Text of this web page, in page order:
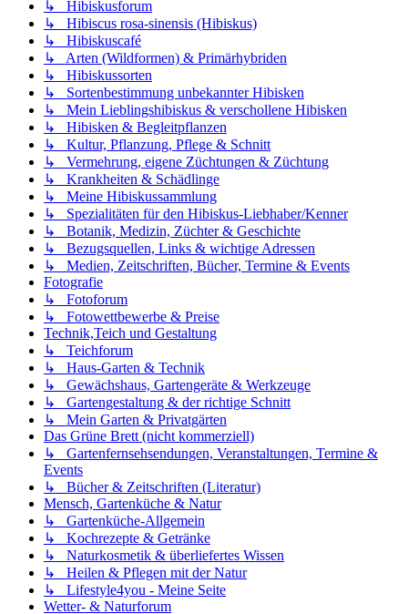
↳ Hibiskusforum
↳ Hibiscus rosa-sinensis (Hibiskus)
↳ Hibiskuscafé
↳ Arten (Wildformen) & Primärhybriden
↳ Hibiskussorten
↳ Sortenbestimmung unbekannter Hibisken
↳ Mein Lieblingshibiskus & verschollene Hibisken
↳ Hibisken & Begleitpflanzen
↳ Kultur, Pflanzung, Pflege & Schnitt
↳ Vermehrung, eigene Züchtungen & Züchtung
↳ Krankheiten & Schädlinge
↳ Meine Hibiskussammlung
↳ Spezialitäten für den Hibiskus-Liebhaber/Kenner
↳ Botanik, Medizin, Züchter & Geschichte
↳ Bezugsquellen, Links & wichtige Adressen
↳ Medien, Zeitschriften, Bücher, Termine & Events
Fotografie
↳ Fotoforum
↳ Fotowettbewerbe & Preise
Technik,Teich und Gestaltung
↳ Teichforum
↳ Haus-Garten & Technik
↳ Gewächshaus, Gartengeräte & Werkzeuge
↳ Gartengestaltung & der richtige Schnitt
↳ Mein Garten & Privatgärten
Das Grüne Brett (nicht kommerziell)
↳ Gartenfernsehsendungen, Veranstaltungen, Termine &
Events
↳ Bücher & Zeitschriften (Literatur)
Mensch, Gartenküche & Natur
↳ Gartenküche-Allgemein
↳ Kochrezepte & Getränke
↳ Naturkosmetik & überliefertes Wissen
↳ Heilen & Pflegen mit der Natur
↳ Lifestyle4you - Meine Seite
Wetter- & Naturforum